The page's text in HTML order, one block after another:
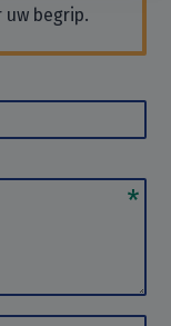
uw begrip.